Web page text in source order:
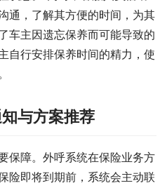
通，了解其方便的时间，为其
车主因遗忘保养而可能导致的
自行安排保养时间的精力，使
与方案推荐
保障。外呼系统在保险业务方
险即将到期前，系统会主动联